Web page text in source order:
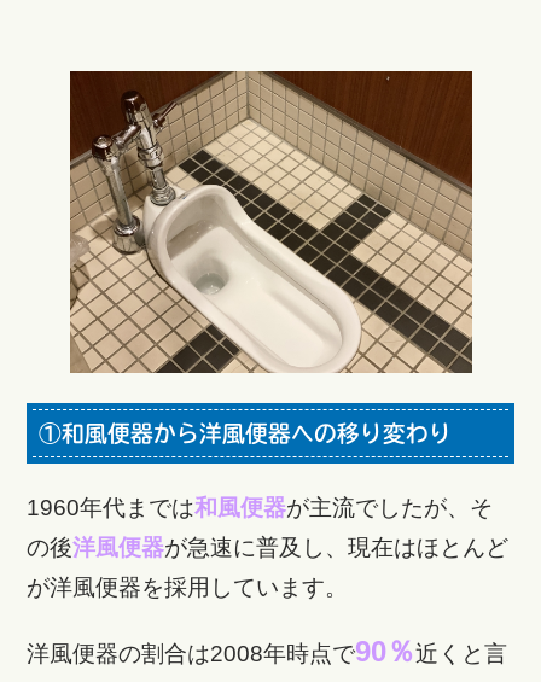
①和風便器から洋風便器への移り変わり
1960年代までは和風便器が主流でしたが、そ
の後洋風便器が急速に普及し、現在はほとんど
が洋風便器を採用しています。
洋風便器の割合は2008年時点で90％近くと言